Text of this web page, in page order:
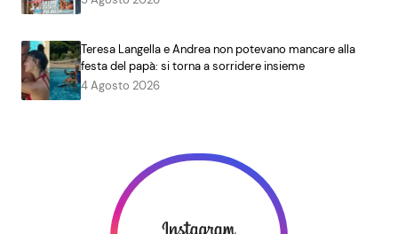
Teresa Langella e Andrea non potevano mancare alla
festa del papà: si torna a sorridere insieme
4 Agosto 2026